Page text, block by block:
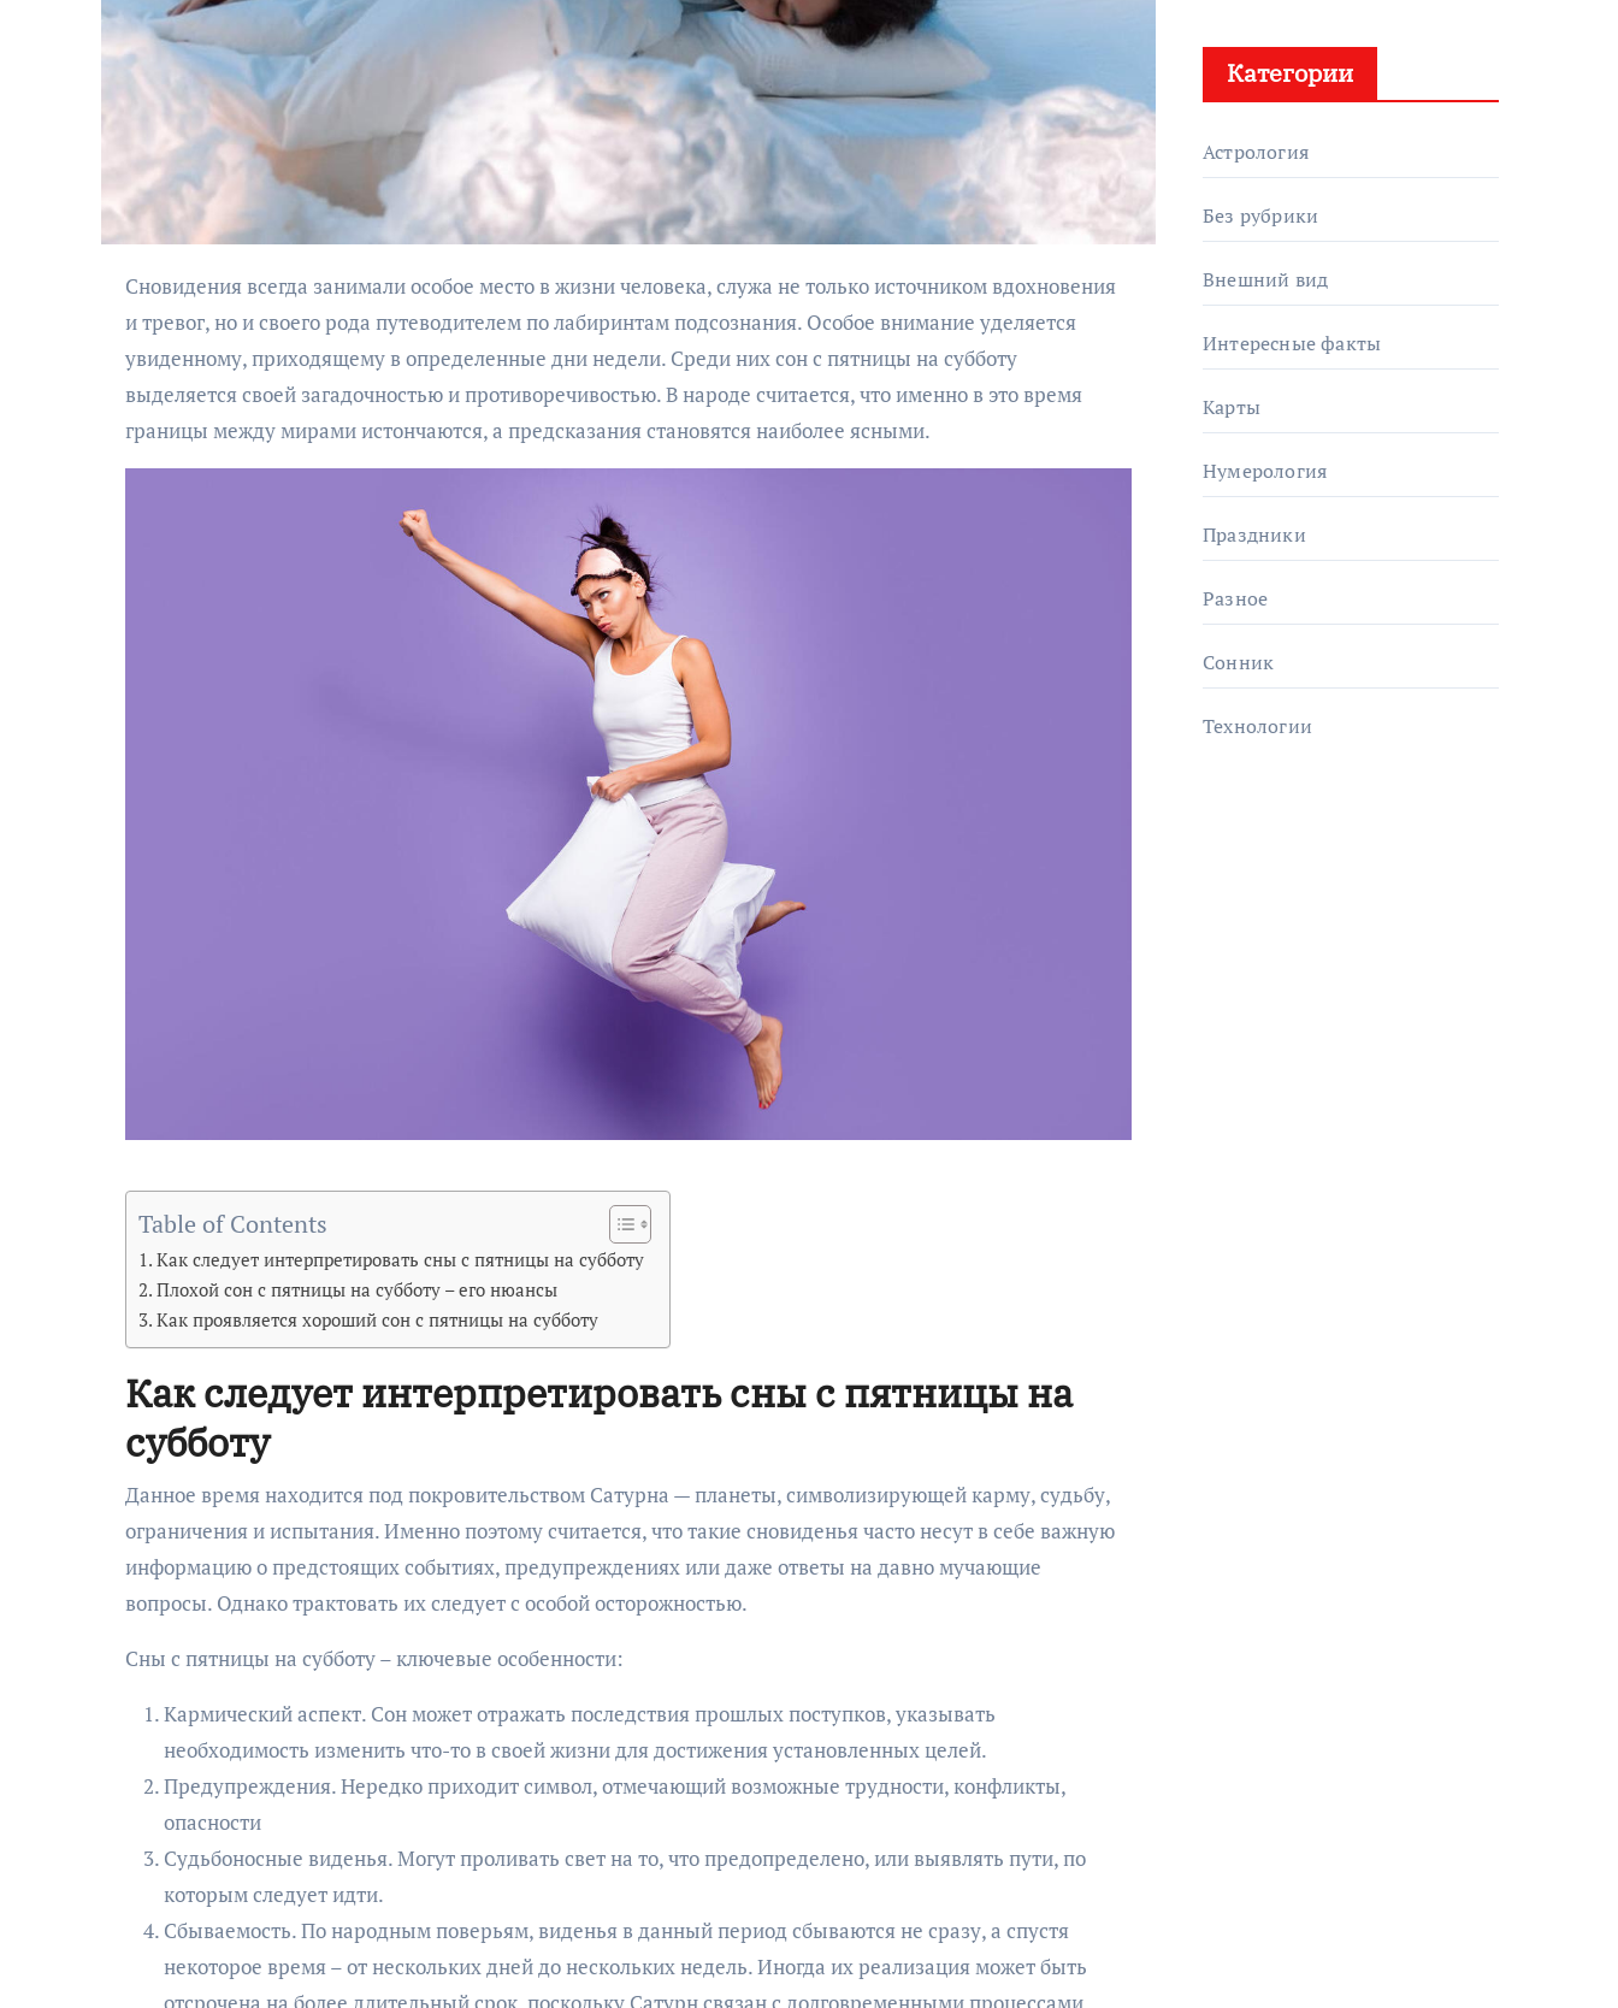
Сновидения всегда занимали особое место в жизни человека, служа не только источником вдохновения
и тревог, но и своего рода путеводителем по лабиринтам подсознания. Особое внимание уделяется
увиденному, приходящему в определенные дни недели. Среди них сон с пятницы на субботу
выделяется своей загадочностью и противоречивостью. В народе считается, что именно в это время
границы между мирами истончаются, а предсказания становятся наиболее ясными.
Table of Contents
Как следует интерпретировать сны с пятницы на субботу
Плохой сон с пятницы на субботу – его нюансы
Как проявляется хороший сон с пятницы на субботу
Как следует интерпретировать сны с пятницы на
субботу
Данное время находится под покровительством Сатурна — планеты, символизирующей карму, судьбу,
ограничения и испытания. Именно поэтому считается, что такие сновиденья часто несут в себе важную
информацию о предстоящих событиях, предупреждениях или даже ответы на давно мучающие
вопросы. Однако трактовать их следует с особой осторожностью.
Сны с пятницы на субботу – ключевые особенности:
Кармический аспект. Сон может отражать последствия прошлых поступков, указывать
необходимость изменить что-то в своей жизни для достижения установленных целей.
Предупреждения. Нередко приходит символ, отмечающий возможные трудности, конфликты,
опасности
Судьбоносные виденья. Могут проливать свет на то, что предопределено, или выявлять пути, по
которым следует идти.
Сбываемость. По народным поверьям, виденья в данный период сбываются не сразу, а спустя
некоторое время – от нескольких дней до нескольких недель. Иногда их реализация может быть
отсрочена на более длительный срок, поскольку Сатурн связан с долговременными процессами.
Категории
Астрология
Без рубрики
Внешний вид
Интересные факты
Карты
Нумерология
Праздники
Разное
Сонник
Технологии